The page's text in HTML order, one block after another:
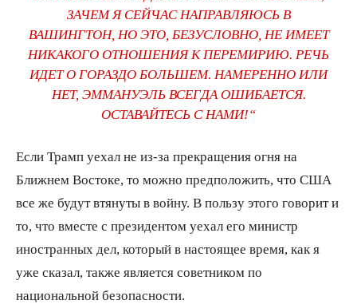
ЗАЧЕМ Я СЕЙЧАС НАПРАВЛЯЮСЬ В
ВАШИНГТОН, НО ЭТО, БЕЗУСЛОВНО, НЕ ИМЕЕТ
НИКАКОГО ОТНОШЕНИЯ К ПЕРЕМИРИЮ . РЕЧЬ
ИДЕТ О ГОРАЗДО БОЛЬШЕМ. НАМЕРЕННО ИЛИ
НЕТ, ЭММАНУЭЛЬ ВСЕГДА ОШИБАЕТСЯ.
ОСТАВАЙТЕСЬ С НАМИ!“
Если Трамп уехал не из-за прекращения огня на
Ближнем Востоке, то можно предположить, что США
все же будут втянуты в войну. В пользу этого говорит и
то, что вместе с президентом уехал его министр
иностранных дел, который в настоящее время, как я
уже сказал, также является советником по
национальной безопасности.